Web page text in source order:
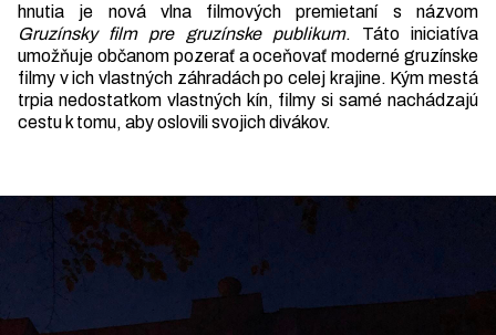
hnutia je nová vlna filmových premietaní s názvom
Gruzínsky film pre gruzínske publikum. Táto iniciatíva
umožňuje občanom pozerať a oceňovať moderné gruzínske
filmy v ich vlastných záhradách po celej krajine. Kým mestá
trpia nedostatkom vlastných kín, filmy si samé nachádzajú
cestu k tomu, aby oslovili svojich divákov.